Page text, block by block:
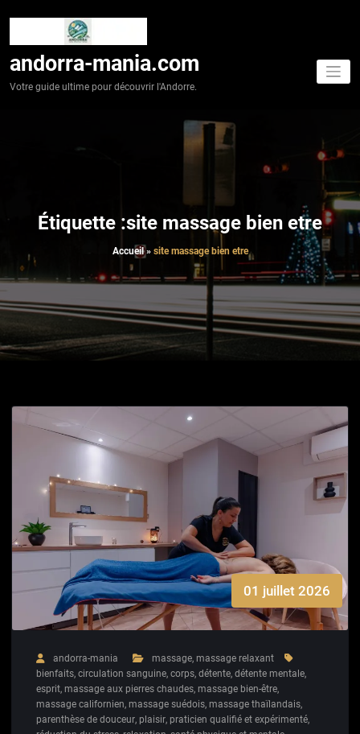
andorra-mania.com
Votre guide ultime pour découvrir l'Andorre.
Étiquette :site massage bien etre
Accueil» site massage bien etre
01 juillet 2026
andorra-mania massage, massage relaxant
bienfaits, circulation sanguine, corps, détente, détente mentale,
esprit, massage aux pierres chaudes, massage bien-être,
massage californien, massage suédois, massage thaïlandais,
parenthèse de douceur, plaisir, praticien qualifié et expérimenté,